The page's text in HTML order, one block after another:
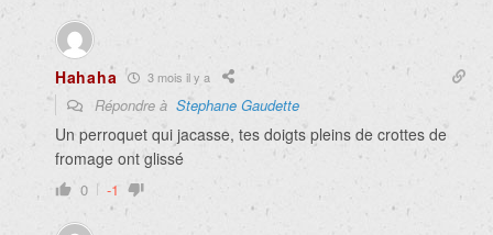
Hahaha 3 mois il y a
Répondre à Stephane Gaudette
Un perroquet qui jacasse, tes doigts pleins de crottes de
fromage ont glissé
0 -1